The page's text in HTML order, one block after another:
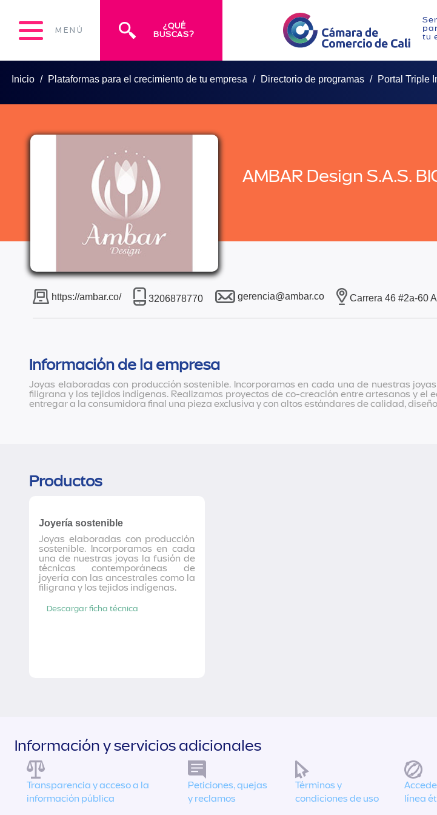
MENÚ
¿QUÉ
BUSCAS?
tu
Inicio Plataformas para el crecimiento de tu empresa Directorio de programas Portal Triple
AMBAR Design S.A.S.
https://ambar.co/ 3206878770 gerencia@ambar.co Carrera 46 #2a-60
Información de la empresa
Joyas elaboradas con producción sostenible. Incorporamos en cada una de nuestras
filigrana y los tejidos indígenas. Realizamos proyectos de co-creación entre artesanos y
entregar a la consumidora final una pieza exclusiva y con altos estándares de calidad,
Productos
Joyería sostenible
Joyas elaboradas con producción
sostenible. Incorporamos en cada
una de nuestras joyas la fusión de
técnicas contemporáneas de
joyería con las ancestrales como la
filigrana y los tejidos indígenas.
Descargar ficha técnica
Información y servicios adicionales
Transparencia y acceso a la
información pública
Peticiones, quejas
y reclamos
Términos y
condiciones de uso
línea